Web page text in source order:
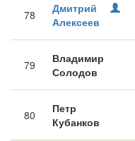
78
Дмитрий
Алексеев
79
Владимир
Солодов
80
Петр
Кубанков